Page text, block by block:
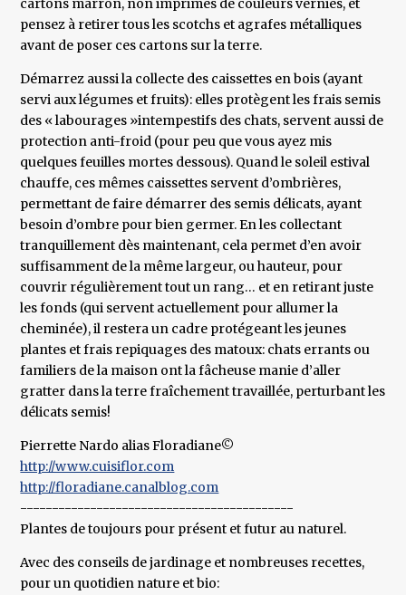
cartons marron, non imprimés de couleurs vernies, et
pensez à retirer tous les scotchs et agrafes métalliques
avant de poser ces cartons sur la terre.
Démarrez aussi la collecte des caissettes en bois (ayant
servi aux légumes et fruits): elles protègent les frais semis
des « labourages »intempestifs des chats, servent aussi de
protection anti-froid (pour peu que vous ayez mis
quelques feuilles mortes dessous). Quand le soleil estival
chauffe, ces mêmes caissettes servent d’ombrières,
permettant de faire démarrer des semis délicats, ayant
besoin d’ombre pour bien germer. En les collectant
tranquillement dès maintenant, cela permet d’en avoir
suffisamment de la même largeur, ou hauteur, pour
couvrir régulièrement tout un rang… et en retirant juste
les fonds (qui servent actuellement pour allumer la
cheminée), il restera un cadre protégeant les jeunes
plantes et frais repiquages des matoux: chats errants ou
familiers de la maison ont la fâcheuse manie d’aller
gratter dans la terre fraîchement travaillée, perturbant les
délicats semis!
Pierrette Nardo alias Floradiane©
http://www.cuisiflor.com
http://floradiane.canalblog.com
-------------------------------------------
Plantes de toujours pour présent et futur au naturel.
Avec des conseils de jardinage et nombreuses recettes,
pour un quotidien nature et bio: